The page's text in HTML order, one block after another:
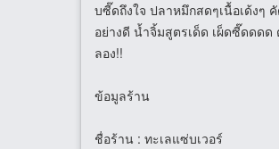
บซี๊ดถึงใจ ปลาหมึกสดๆเนื้อเด้งๆ
อย่างดี น้ำจิ้มสูตรเด็ด เผ็ดซี๊ดดดด
ลอง!!
ข้อมูลร้าน
ชื่อร้าน: ทะเลแซ่บเวอร์